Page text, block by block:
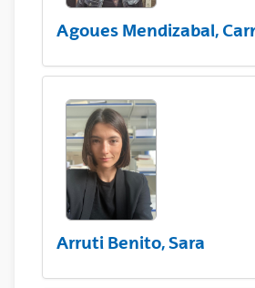
Agoues Mendizabal,
Arruti Benito, Sara